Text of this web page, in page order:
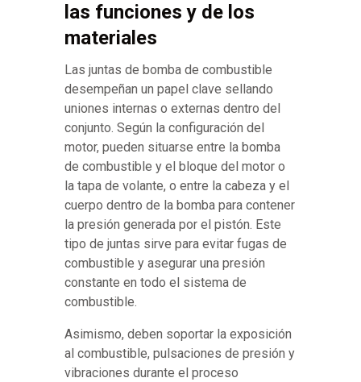
las funciones y de los
materiales
Las juntas de bomba de combustible
desempeñan un papel clave sellando
uniones internas o externas dentro del
conjunto. Según la configuración del
motor, pueden situarse entre la bomba
de combustible y el bloque del motor o
la tapa de volante, o entre la cabeza y el
cuerpo dentro de la bomba para contener
la presión generada por el pistón. Este
tipo de juntas sirve para evitar fugas de
combustible y asegurar una presión
constante en todo el sistema de
combustible.
Asimismo, deben soportar la exposición
al combustible, pulsaciones de presión y
vibraciones durante el proceso